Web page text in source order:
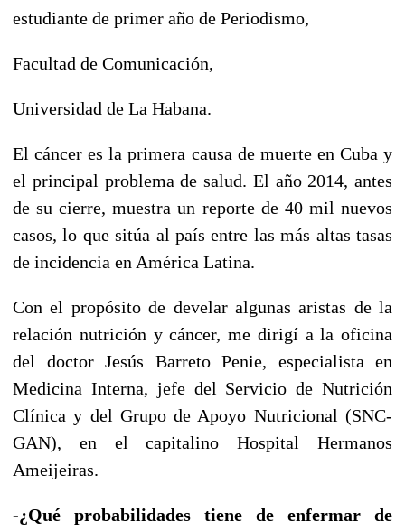
estudiante de primer año de Periodismo,
Facultad de Comunicación,
Universidad de La Habana.
El cáncer es la primera causa de muerte en Cuba y
el principal problema de salud. El año 2014, antes
de su cierre, muestra un reporte de 40 mil nuevos
casos, lo que sitúa al país entre las más altas tasas
de incidencia en América Latina.
Con el propósito de develar algunas aristas de la
relación nutrición y cáncer, me dirigí a la oficina
del doctor Jesús Barreto Penie, especialista en
Medicina Interna, jefe del Servicio de Nutrición
Clínica y del Grupo de Apoyo Nutricional (SNC-
GAN), en el capitalino Hospital Hermanos
Ameijeiras.
-¿Qué probabilidades tiene de enfermar de